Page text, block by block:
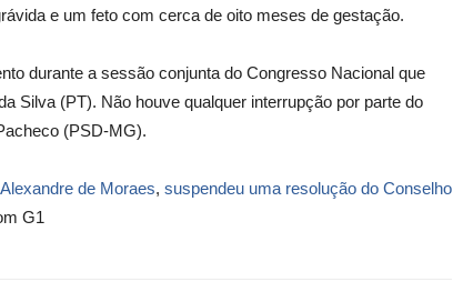
e um feto com cerca de oito meses de gestação.
durante a sessão conjunta do Congresso Nacional que
Silva (PT). Não houve qualquer interrupção por parte do
(PSD-MG).
Alexandre de Moraes, suspendeu uma resolução do Conselho
G1